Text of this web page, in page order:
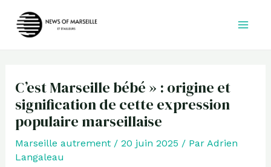
C’est Marseille bébé » : origine et
signification de cette expression
populaire marseillaise
Marseille autrement/ 20 juin 2025 / Par Adrien
Langaleau